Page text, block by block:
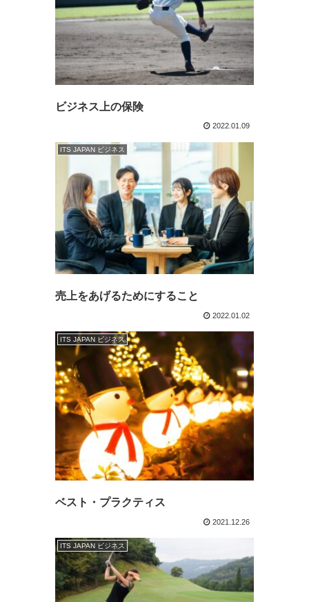
ビジネス上の保険
2022.01.09
ITS JAPAN ビジネス
売上をあげるためにすること
2022.01.02
ITS JAPAN ビジネス
ベスト・プラクティス
2021.12.26
ITS JAPAN ビジネス